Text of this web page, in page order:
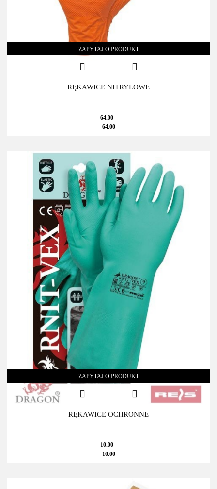
ZAPYTAJ O PRODUKT
RĘKAWICE NITRYLOWE
64.00
64.00
ZAPYTAJ O PRODUKT
RĘKAWICE OCHRONNE
10.00
10.00